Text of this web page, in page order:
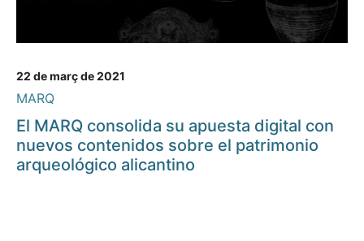
22 de març de 2021
MARQ
El MARQ consolida su apuesta digital con
nuevos contenidos sobre el patrimonio
arqueológico alicantino